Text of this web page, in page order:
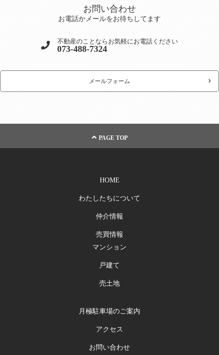
お問い合わせ
お電話かメールをお待ちしてます
不動産のことならお気軽にお電話ください
073-488-7324
メールフォーム
PAGE TOP
HOME
わたしたちについて
仲介情報
売買情報
マンション
戸建て
売土地
月極駐車場のご案内
アクセス
お問い合わせ